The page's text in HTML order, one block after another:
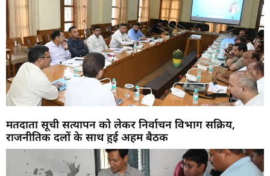
मतदाता सूची सत्यापन को लेकर निर्वाचन विभाग सक्रिय,
राजनीतिक दलों के साथ हुई अहम बैठक